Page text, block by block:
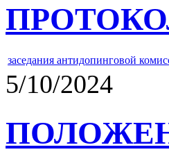
заседания антидопинговой
5/10/2024